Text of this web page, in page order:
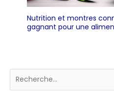
Nutrition et montres
gagnant pour une
Rechercher